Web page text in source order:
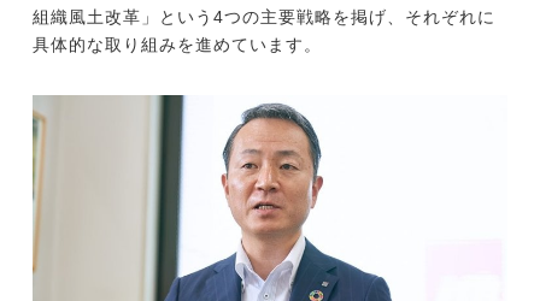
組織風土改革」という4つの主要戦略を掲げ、それぞれに
具体的な取り組みを進めています。